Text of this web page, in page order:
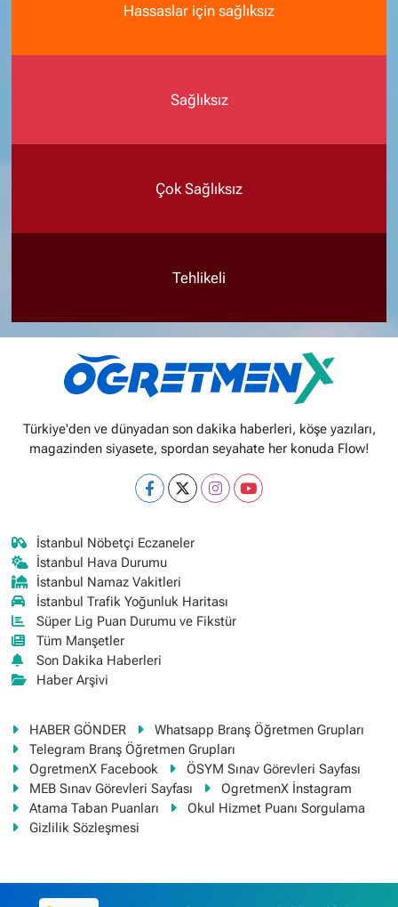
Hassaslar için sağlıksız
Sağlıksız
Çok Sağlıksız
Tehlikeli
Türkiye'den ve dünyadan son dakika haberleri, köşe yazıları,
magazinden siyasete, spordan seyahate her konuda Flow!
İstanbul Nöbetçi Eczaneler
İstanbul Hava Durumu
İstanbul Namaz Vakitleri
İstanbul Trafik Yoğunluk Haritası
Süper Lig Puan Durumu ve Fikstür
Tüm Manşetler
Son Dakika Haberleri
Haber Arşivi
HABER GÖNDER
Whatsapp Branş Öğretmen Grupları
Telegram Branş Öğretmen Grupları
OgretmenX Facebook
ÖSYM Sınav Görevleri Sayfası
MEB Sınav Görevleri Sayfası
OgretmenX İnstagram
Atama Taban Puanları
Okul Hizmet Puanı Sorgulama
Gizlilik Sözleşmesi